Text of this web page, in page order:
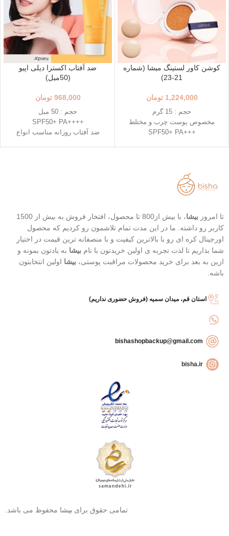
کوشن کاور لستینگ میشا (شماره
21-23)
1,224,000 تومان
حجم : 15 گرم
مخصوص پوست چرب و مختلط
+++SPF50+ PA
قابل حمل
بهترین گزینه برای تمدید ضد آفتاب
ضد آفتاب اکسترا دیلی اپیو
(50میل)
968,000 تومان
حجم : 50 میل
++++SPF50+ PA
ضد آفتاب روزانه مناسب انواع
تا امروز بیشا
، با بیش از800 تا محصول، افتخار فروش به بیش از 1500
کاربر رو داشته. ما در این مدت تمام تلاشمون رو کردیم که محصول
اورجینال کره ای رو با بالاترین کیفیت و با منصفانه ترین قیمت در اختیار
شما بذاریم تا لذت تجربه ی اولین خریدتون با نام بیشا به یادتون بمونه و
ازین به بعد برای خرید محصولات مراقبت پوستی، بیشا اولین انتخابتون
باشه.
استان قم، میدان سمیه (فروش حضوری نداریم)
bisha.ir
تمامی حقوق برای بیشا محفوظ می باشد.